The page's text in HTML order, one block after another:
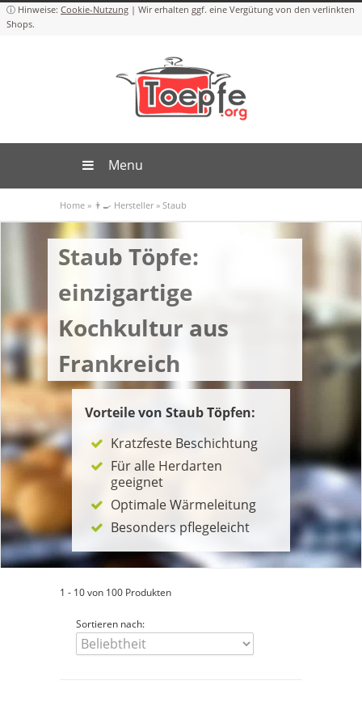
Cookie-Nutzung
Menu
Home » 👨‍🍳 Hersteller » Staub
Staub Töpfe:
einzigartige
Kochkultur aus
Frankreich
Vorteile von Staub Töpfen:
Kratzfeste Beschichtung
Für alle Herdarten
geeignet
Optimale Wärmeleitung
Besonders pflegeleicht
1 - 10 von 100 Produkten
Sortieren nach: